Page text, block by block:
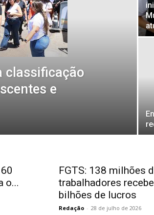
classificação
e
o...
FGTS: 138 milhões
trabalhadores
bilhões de lucros
Redação - 28 de julho de 2026